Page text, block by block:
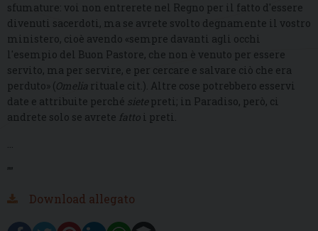
sfumature: voi non entrerete nel Regno per il fatto d'essere
divenuti sacerdoti, ma se avrete svolto degnamente il vostro
ministero, cioè avendo «sempre davanti agli occhi
l'esempio del Buon Pastore, che non è venuto per essere
servito, ma per servire, e per cercare e salvare ciò che era
perduto» (Omelia rituale cit.). Altre cose potrebbero esservi
date e attribuite perché sietepreti; in Paradiso, però, ci
andrete solo se avrete fatto i preti.
...
””
Download allegato